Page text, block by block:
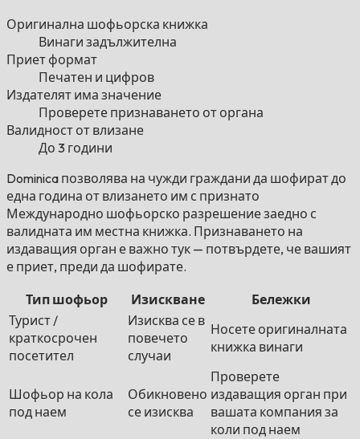
Оригинална шофьорска книжка
Винаги задължителна
Приет формат
Печатен и цифров
Издателят има значение
Проверете признаването от органа
Валидност от влизане
До 3 години
Dominica позволява на чужди граждани да шофират до
една година от влизането им с признато
Международно шофьорско разрешение заедно с
валидната им местна книжка. Признаването на
издаващия орган е важно тук — потвърдете, че вашият
е приет, преди да шофирате.
Тип шофьор Изискване
Бележки
Турист /
краткосрочен
посетител
Изисква се в
повечето
случаи
Носете оригиналната
книжка винаги
Шофьор на кола
под наем
Обикновено
се изисква
Проверете
издаващия орган при
вашата компания за
коли под наем